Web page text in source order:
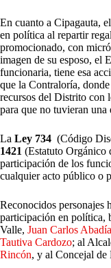
En cuanto a Cipagauta,
en política al repartir
promocionado, con
imagen de su esposo, el
funcionaria, tiene esa
que la Contraloría,
recursos del Distrito con
para que no tuvieran una
La Ley 734 (Código
1421 (Estatuto Orgánico
participación de los
cualquier acto público o
Reconocidos personajes
participación en política,
Valle, Juan Carlos Abadía
Tautiva Cardozo; al
Rincón, y al Concejal de